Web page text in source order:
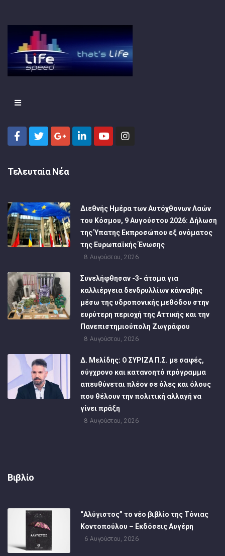
Τελευταία Νέα
Διεθνής Ημέρα των Αυτόχθονων Λαών
του Κόσμου, 9 Αυγούστου 2026: Δήλωση
της Ύπατης Εκπροσώπου εξ ονόματος
της Ευρωπαϊκής Ένωσης
8 Αυγούστου, 2026
Συνελήφθησαν -3- άτομα για
καλλιέργεια δενδρυλλίων κάνναβης
μέσω της υδροπονικής μεθόδου στην
ευρύτερη περιοχή της Αττικής και την
Πανεπιστημιούπολη Ζωγράφου
8 Αυγούστου, 2026
Δ. Μελίδης: Ο ΣΥΡΙΖΑ Π.Σ. με σαφές,
σύγχρονο και κατανοητό πρόγραμμα
απευθύνεται πλέον σε όλες και όλους
που θέλουν την πολιτική αλλαγή να
γίνει πράξη
8 Αυγούστου, 2026
Βιβλίο
“Αλύγιστος” το νέο βιβλίο της Τόνιας
Κοντοπούλου – Εκδόσεις Αυγέρη
6 Αυγούστου, 2026